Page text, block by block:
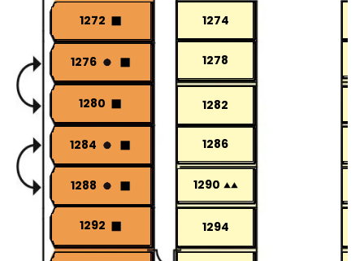
1272 1274
1276 1278
1280 1282
1284 1286
1288 1290
1292 1294